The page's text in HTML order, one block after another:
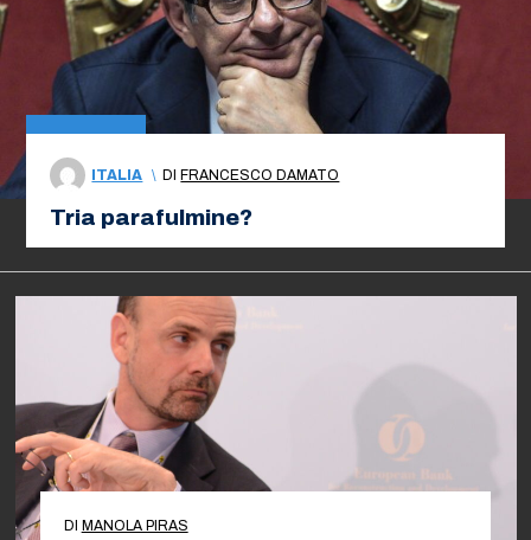
ITALIA \ DIFRANCESCO DAMATO
Tria parafulmine?
DI MANOLA PIRAS